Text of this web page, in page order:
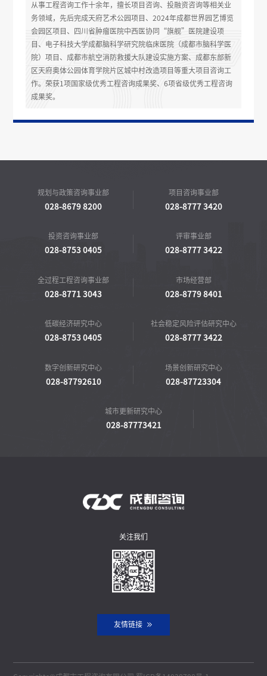
从事工程咨询工作十余年，擅长项目咨询、投融资咨询等相关业
务领域，先后完成天府艺术公园项目、2024年成都世界园艺博览
会园区项目、四川省肿瘤医院中西医协同“旗舰”医院建设项
目、电子科技大学成都脑科学研究院临床医院（成都市脑科学医
院）项目、成都市航空消防救援大队建设实施方案、成都东部新
区天府奥体公园体育学院片区城中村改造项目等重大项目咨询工
作。荣获1项国家级优秀工程咨询成果奖、6项省级优秀工程咨询
成果奖。
规划与政策咨询事业部
028-8679 8200
项目咨询事业部
028-8777 3420
投资咨询事业部
028-8753 0405
评审事业部
028-8777 3422
全过程工程咨询事业部
028-8771 3043
市场经营部
028-8779 8401
低碳经济研究中心
028-8753 0405
社会稳定风险评估研究中心
028-8777 3422
数字创新研究中心
028-87792610
场景创新研究中心
028-87723304
城市更新研究中心
028-87773421
关注我们
友情链接